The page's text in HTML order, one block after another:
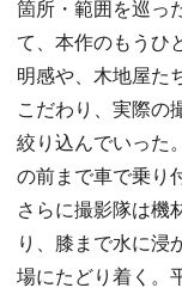
箇所・範囲を巡っ
て、本作のもうひ
明感や、木地屋た
こだわり、実際の
絞り込んでいった
の前まで車で乗り
さらに撮影隊は機
り、膝まで水に浸
場にたどり着く。